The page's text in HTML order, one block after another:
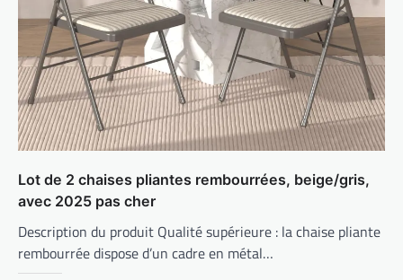
Lot de 2 chaises pliantes rembourrées, beige/gris,
avec 2025 pas cher
Description du produit Qualité supérieure : la chaise pliante
rembourrée dispose d’un cadre en métal…